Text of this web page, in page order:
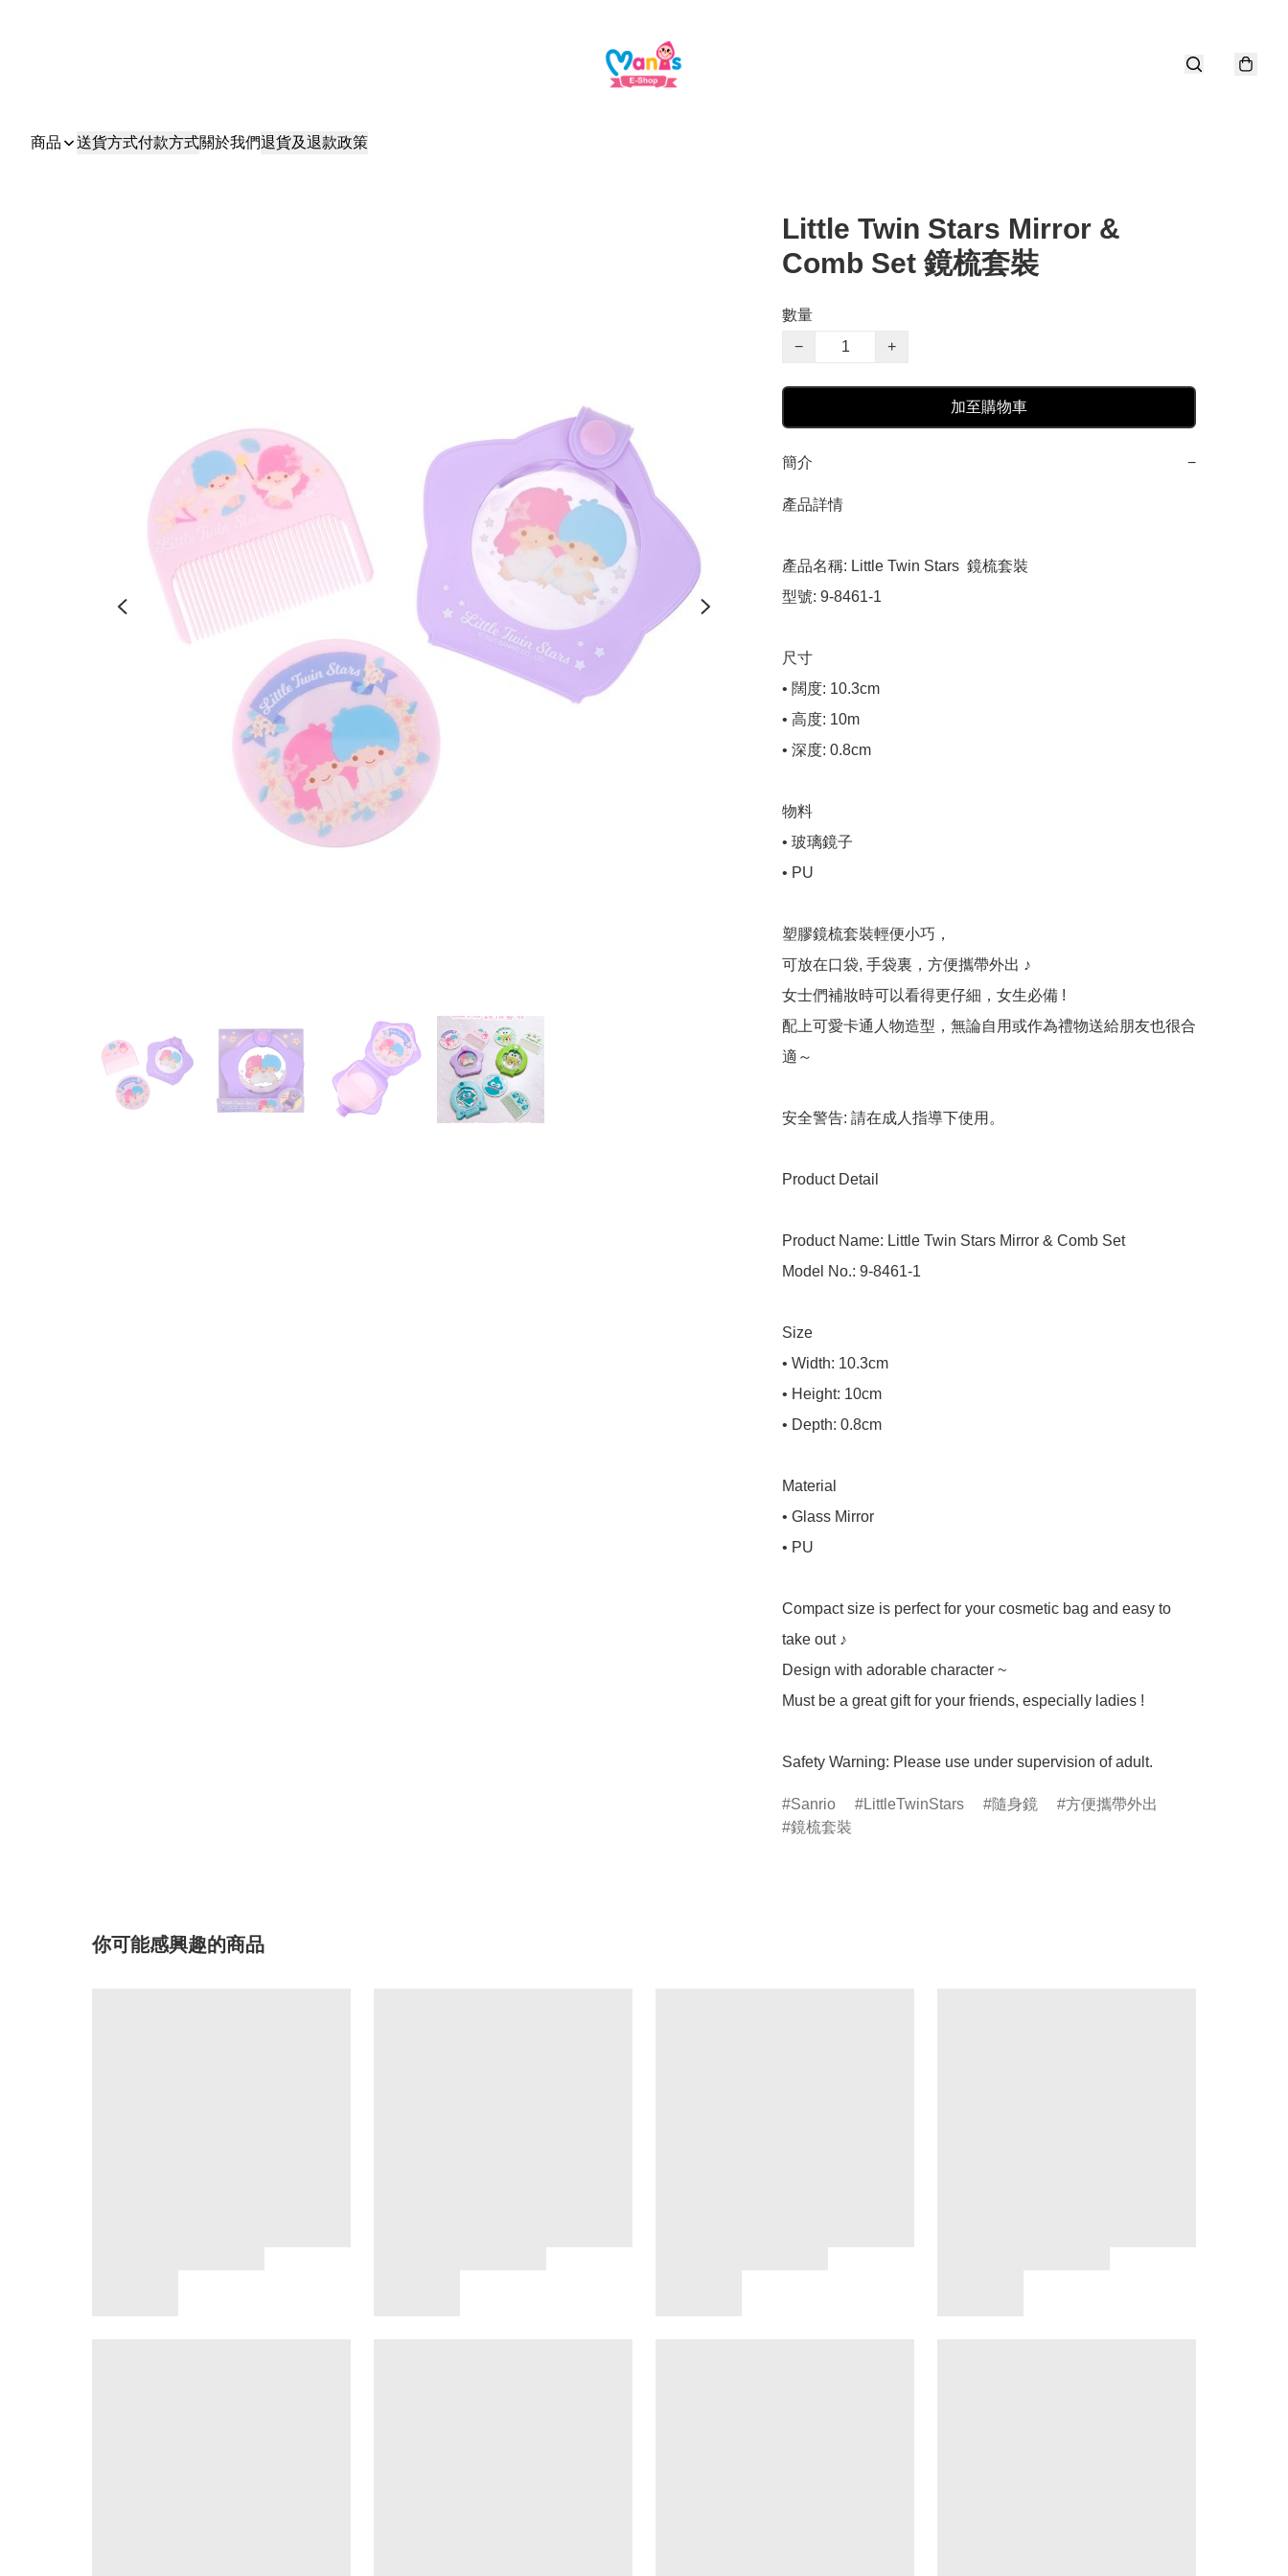
商品 送貨方式付款方式關於我們退貨及退款政策
Little Twin Stars Mirror &
Comb Set 鏡梳套裝
數量
−
+
加至購物車
簡介 −
產品詳情
產品名稱: Little Twin Stars  鏡梳套裝
型號: 9-8461-1
尺寸
• 闊度: 10.3cm
• 高度: 10m
• 深度: 0.8cm
物料
• 玻璃鏡子
• PU
塑膠鏡梳套裝輕便小巧，
可放在口袋, 手袋裏，方便攜帶外出 ♪
女士們補妝時可以看得更仔細，女生必備 !
配上可愛卡通人物造型，無論自用或作為禮物送給朋友也很合
適～
安全警告: 請在成人指導下使用。
Product Detail
Product Name: Little Twin Stars Mirror & Comb Set
Model No.: 9-8461-1
Size
• Width: 10.3cm
• Height: 10cm
• Depth: 0.8cm
Material
• Glass Mirror
• PU
Compact size is perfect for your cosmetic bag and easy to
take out ♪
Design with adorable character ~
Must be a great gift for your friends, especially ladies !
Safety Warning: Please use under supervision of adult.
Sanrio LittleTwinStars 隨身鏡
方便攜帶外出
鏡梳套裝
你可能感興趣的商品